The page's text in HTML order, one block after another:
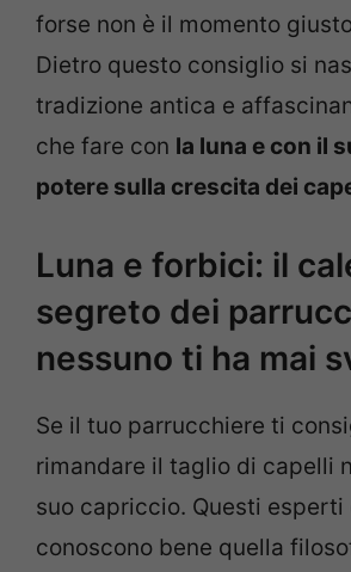
forse non è il momento
Dietro questo consiglio si
tradizione antica e
che fare con la luna e con il
potere sulla crescita dei
Luna e forbici: il
segreto dei
nessuno ti ha mai
Se il tuo parrucchiere ti
rimandare il taglio di capelli
suo capriccio. Questi esperti
conoscono bene quella